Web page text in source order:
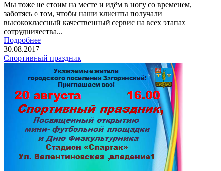
Мы тоже не стоим на месте и идём в ногу со временем,
заботясь о том, чтобы наши клиенты получали
высококлассный качественный сервис на всех этапах
сотрудничества...
Подробнее
30.08.2017
Спортивный праздник